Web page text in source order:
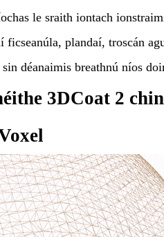
le sraith iontach
ficseanúla, plandaí, troscán
déanaimis breathnú níos
3DCoat 2